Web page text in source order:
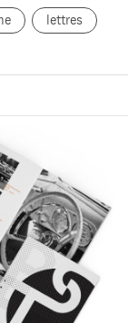
lettres